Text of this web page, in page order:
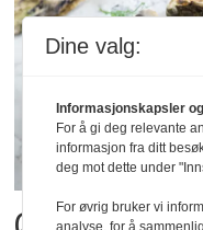
Dine valg:
Informasjonskapsler
For å gi deg relevante
informasjon fra ditt
deg mot dette under
For øvrig bruker vi
analyse, for å